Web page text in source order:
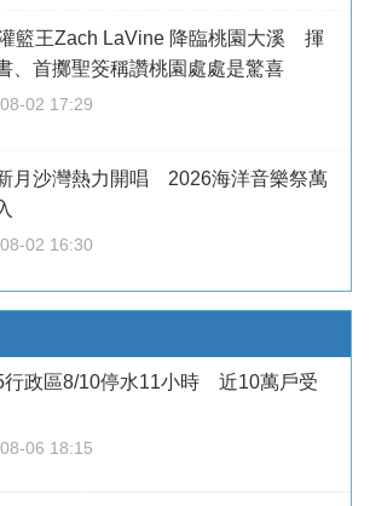
籃王Zach LaVine 降臨桃園大溪 揮
、首擲聖筊稱讚桃園處處是驚喜
02 17:29
月沙灣熱力開唱 2026海洋音樂祭萬
02 16:30
行政區8/10停水11小時 近10萬戶受
06 18:15